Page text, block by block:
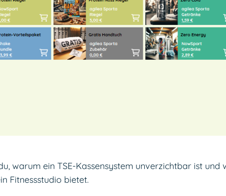
warum ein TSE-Kassensystem unverzichtbar ist
Fitnessstudio bietet.